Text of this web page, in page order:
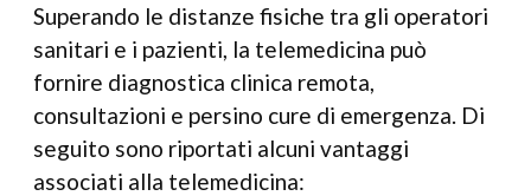
Superando le distanze fisiche tra gli operatori
sanitari e i pazienti, la telemedicina può
fornire diagnostica clinica remota,
consultazioni e persino cure di emergenza. Di
seguito sono riportati alcuni vantaggi
associati alla telemedicina: